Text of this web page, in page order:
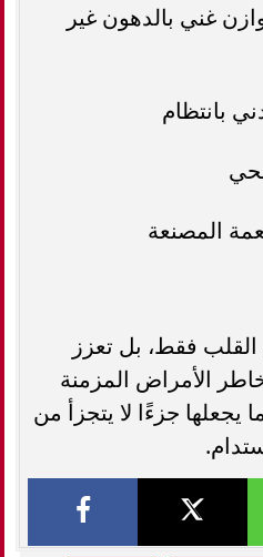
غني بالدهون غير
بانتظام
المصنعة
فقط، بل تعزز
الأمراض المزمنة
جزءًا لا يتجزأ من